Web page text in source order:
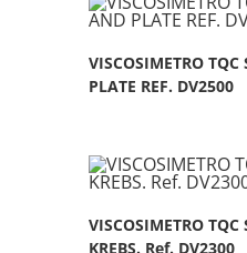
VISCOSIMETRO
PLATE REF. DV2500
VISCOSIMETRO
KREBS. Ref. DV2300